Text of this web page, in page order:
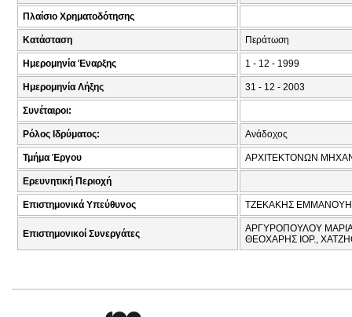
Πλαίσιο Χρηματοδότησης
Κατάσταση Περάτωση
Ημερομηνία Έναρξης 1 - 12 - 1999
Ημερομηνία Λήξης 31 - 12 - 2003
Συνέταιροι:
Ρόλος Ιδρύματος: Ανάδοχος
Τμήμα Έργου ΑΡΧΙΤΕΚΤΟΝΩΝ
Ερευνητική Περιοχή
Επιστημονικά Υπεύθυνος ΤΖΕΚΑΚΗΣ
Επιστημονικοί Συνεργάτες
ΑΡΓΥΡΟΠΟΥΛΟΥ ΜΑΡΙΑ
ΘΕΟΧΑΡΗΣ ΙΟΡ.,